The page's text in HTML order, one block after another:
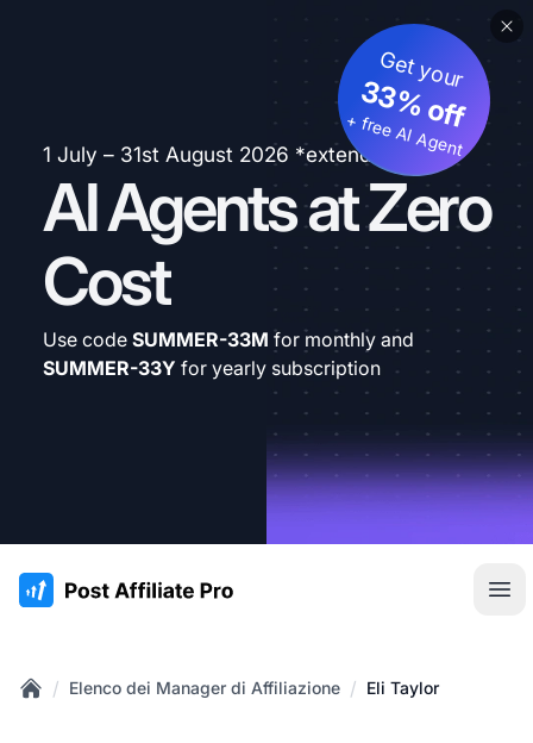
1 July – 31st August 2026 *extended
AI Agents at Zero
Cost
Get your
33% off
+ free AI Agent
Use code SUMMER-33M for monthly and
SUMMER-33Y for yearly subscription
:site.title
/ Elenco dei Manager di Affiliazione / Eli Taylor